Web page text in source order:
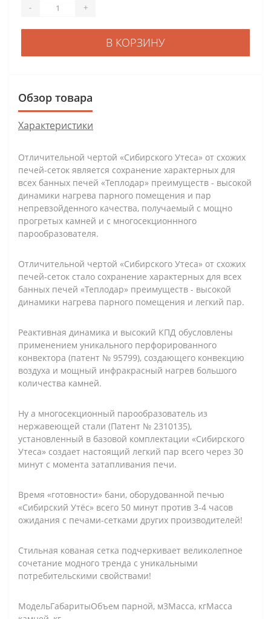
- +
В КОРЗИНУ
Обзор товара
Характеристики
Отличительной чертой «Сибирского Утеса» от схожих
печей-сеток является сохранение характерных для
всех банных печей «Теплодар» преимуществ - высокой
динамики нагрева парного помещения и пар
непревзойденного качества, получаемый с мощно
прогретых камней и с многосекционнного
парообразователя.
Отличительной чертой «Сибирского Утеса» от схожих
печей-сеток стало сохранение характерных для всех
банных печей «Теплодар» преимуществ - высокой
динамики нагрева парного помещения и легкий пар.
Реактивная динамика и высокий КПД обусловлены
применением уникального перфорированного
конвектора (патент № 95799), создающего конвекцию
воздуха и мощный инфракрасный нагрев большого
количества камней.
Ну а многосекционный парообразователь из
нержавеющей стали (Патент № 2310135),
установленный в базовой комплектации «Сибирского
Утеса» создает настоящий легкий пар всего через 30
минут с момента затапливания печи.
Время «готовности» бани, оборудованной печью
«Сибирский Утёс» всего 50 минут против 3-4 часов
ожидания с печами-сетками других производителей!
Стильная кованая сетка подчеркивает великолепное
сочетание модного тренда с уникальными
потребительскими свойствами!
МодельГабаритыОбъем парной, м3Масса, кгМасса